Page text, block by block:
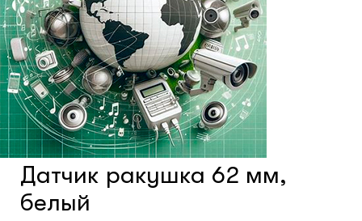
Счетчики посетителей
Защита товара на стеллажах
Системы фонового озвучивания
помещений
Системы контроля и управления
доступом
Датчик ракушка 62 мм,
белый